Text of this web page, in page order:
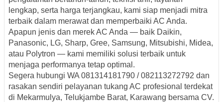
lengkap, serta harga terjangkau, kami siap menjadi mitra
terbaik dalam merawat dan memperbaiki AC Anda.
Apapun jenis dan merek AC Anda — baik Daikin,
Panasonic, LG, Sharp, Gree, Samsung, Mitsubishi, Midea,
atau Polytron — kami memiliki solusi terbaik untuk
menjaga performanya tetap optimal.
Segera hubungi WA 081314181790 / 082113272792 dan
rasakan sendiri pelayanan tukang AC profesional terdekat
di Mekarmulya, Telukjambe Barat, Karawang bersama CV.